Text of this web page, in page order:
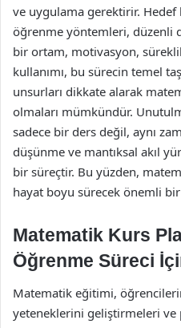
ve uygulama gerektirir.
öğrenme yöntemleri, düzenli
bir ortam, motivasyon,
kullanımı, bu sürecin temel
unsurları dikkate alarak
olmaları mümkündür.
sadece bir ders değil, aynı
düşünme ve mantıksal akıl
bir süreçtir. Bu yüzden,
hayat boyu sürecek önemli
Matematik Kurs
Öğrenme Süreci
Matematik eğitimi,
yeteneklerini geliştirmeleri